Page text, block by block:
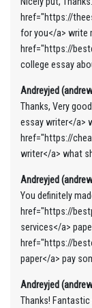
href="https://
for you</a> write
href="https://
college essay
Andreyjed
Thanks, Very
essay writer</a>
href="https://
writer</a> what
Andreyjed
You definitely
href="https://
services</a>
href="https://
paper</a> pay
Andreyjed
Thanks!